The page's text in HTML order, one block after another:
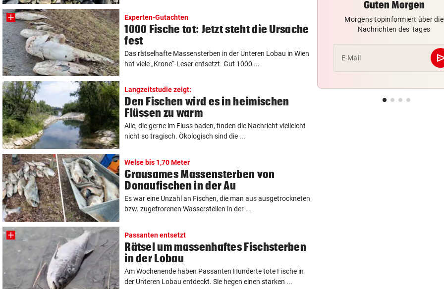
Experten-Gutachten
1000 Fische tot: Jetzt steht die Ursache
fest
Das rätselhafte Massensterben in der Unteren Lobau in Wien
hat viele „Krone“-Leser entsetzt. Gut 1000 ...
Langzeitstudie zeigt:
Den Fischen wird es in heimischen
Flüssen zu warm
Alle, die gerne im Fluss baden, finden die Nachricht vielleicht
nicht so tragisch. Ökologisch sind die ...
Welse bis 1,70 Meter
Grausames Massensterben von
Donaufischen in der Au
Es war eine Unzahl an Fischen, die man aus ausgetrockneten
bzw. zugefrorenen Wasserstellen in der ...
Passanten entsetzt
Rätsel um massenhaftes Fischsterben
in der Lobau
Am Wochenende haben Passanten Hunderte tote Fische in
der Unteren Lobau entdeckt. Sie hegen einen starken ...
Guten Morgen
Morgens topinformiert über die
Nachrichten des Tages
E-Mail